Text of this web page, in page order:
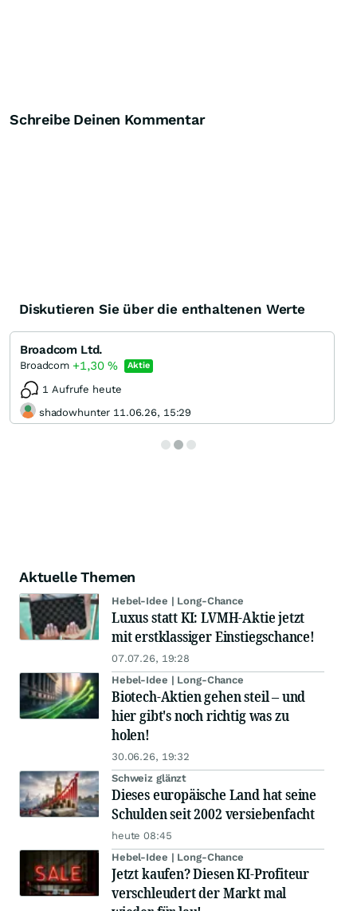
Schreibe Deinen Kommentar
Diskutieren Sie über die enthaltenen Werte
Broadcom Ltd.
Broadcom +1,30% Aktie
1 Aufrufe heute
shadowhunter 11.06.26, 15:29
Aktuelle Themen
Hebel-Idee | Long-Chance
Luxus statt KI: LVMH-Aktie jetzt
mit erstklassiger Einstiegschance!
07.07.26, 19:28
Hebel-Idee | Long-Chance
Biotech-Aktien gehen steil – und
hier gibt's noch richtig was zu
holen!
30.06.26, 19:32
Schweiz glänzt
Dieses europäische Land hat seine
Schulden seit 2002 versiebenfacht
heute 08:45
Hebel-Idee | Long-Chance
Jetzt kaufen? Diesen KI-Profiteur
verschleudert der Markt mal